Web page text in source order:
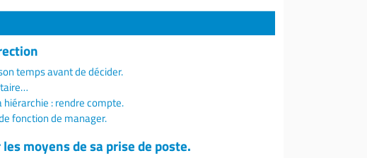
temps avant de décider.
: rendre compte.
fonction de manager.
moyens de sa prise de poste.